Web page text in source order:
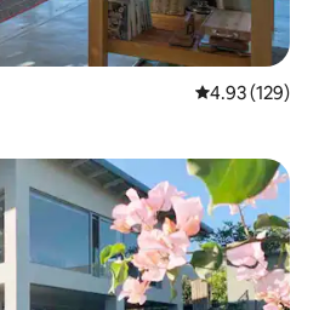
औसत रेटिंग 5 में से
4.93 (129)